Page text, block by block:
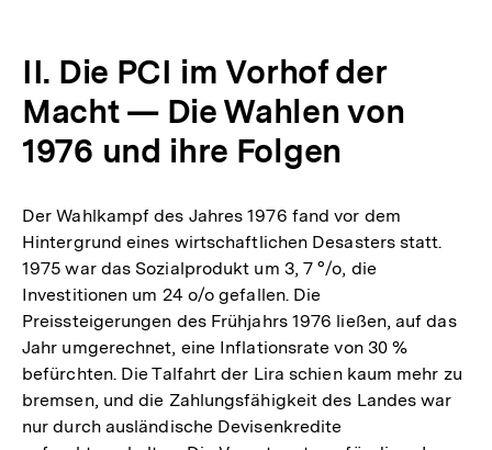
II. Die PCI im Vorhof der
Macht — Die Wahlen von
1976 und ihre Folgen
Der Wahlkampf des Jahres 1976 fand vor dem
Hintergrund eines wirtschaftlichen Desasters statt.
1975 war das Sozialprodukt um 3, 7 °/o, die
Investitionen um 24 o/o gefallen. Die
Preissteigerungen des Frühjahrs 1976 ließen, auf das
Jahr umgerechnet, eine Inflationsrate von 30 %
befürchten. Die Talfahrt der Lira schien kaum mehr zu
bremsen, und die Zahlungsfähigkeit des Landes war
nur durch ausländische Devisenkredite